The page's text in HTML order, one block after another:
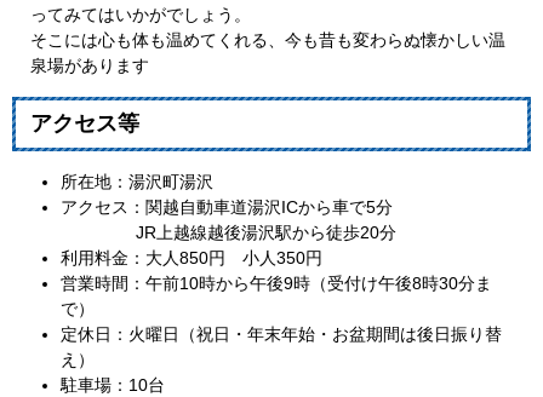
ってみてはいかがでしょう。
そこには心も体も温めてくれる、今も昔も変わらぬ懐かしい温
泉場があります
アクセス等
所在地：湯沢町湯沢
アクセス：関越自動車道湯沢ICから車で5分
JR上越線越後湯沢駅から徒歩20分
利用料金：大人850円 小人350円
営業時間：午前10時から午後9時（受付け午後8時30分ま
で）
定休日：火曜日（祝日・年末年始・お盆期間は後日振り替
え）
駐車場：10台